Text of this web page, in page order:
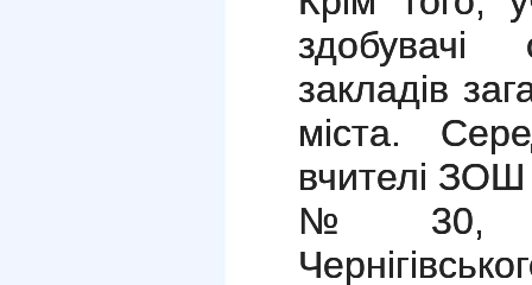
здобувачі
закладів
міста.
вчителі ЗОШ
№ 30,